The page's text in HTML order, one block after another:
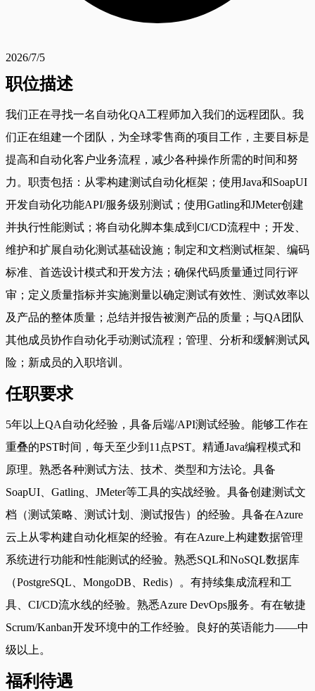
2026/7/5
职位描述
我们正在寻找一名自动化QA工程师加入我们的远程团队。我
们正在组建一个团队，为全球零售商的项目工作，主要目标是
提高和自动化客户业务流程，减少各种操作所需的时间和努
力。职责包括：从零构建测试自动化框架；使用Java和SoapUI
开发自动化功能API/服务级别测试；使用Gatling和JMeter创建
并执行性能测试；将自动化脚本集成到CI/CD流程中；开发、
维护和扩展自动化测试基础设施；制定和文档测试框架、编码
标准、首选设计模式和开发方法；确保代码质量通过同行评
审；定义质量指标并实施测量以确定测试有效性、测试效率以
及产品的整体质量；总结并报告被测产品的质量；与QA团队
其他成员协作自动化手动测试流程；管理、分析和缓解测试风
险；新成员的入职培训。
任职要求
5年以上QA自动化经验，具备后端/API测试经验。能够工作在
重叠的PST时间，每天至少到11点PST。精通Java编程模式和
原理。熟悉各种测试方法、技术、类型和方法论。具备
SoapUI、Gatling、JMeter等工具的实战经验。具备创建测试文
档（测试策略、测试计划、测试报告）的经验。具备在Azure
云上从零构建自动化框架的经验。有在Azure上构建数据管理
系统进行功能和性能测试的经验。熟悉SQL和NoSQL数据库
（PostgreSQL、MongoDB、Redis）。有持续集成流程和工
具、CI/CD流水线的经验。熟悉Azure DevOps服务。有在敏捷
Scrum/Kanban开发环境中的工作经验。良好的英语能力——中
级以上。
福利待遇